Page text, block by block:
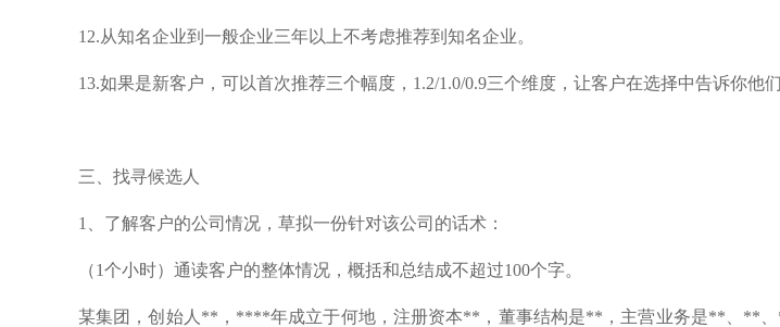
12.从知名企业到一般企业三年以上不考虑推荐到知名企业。
13.如果是新客户，可以首次推荐三个幅度，1.2/1.0/0.9三个维度，让客户在选择中告诉你
三、找寻候选人
1、了解客户的公司情况，草拟一份针对该公司的话术：
（1个小时）通读客户的整体情况，概括和总结成不超过100个字。
某集团，创始人**，****年成立于何地，注册资本**，董事结构是**，主营业务是**、**